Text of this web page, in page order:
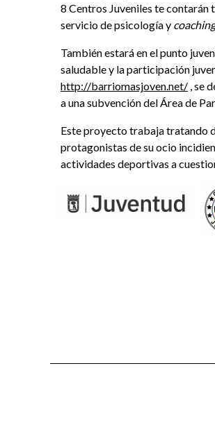
8 Centros Juveniles te
servicio de psicología y
También estará en el punto
saludable y la participación
http://barriomasjoven.net/ , se
a una subvención del Área de
Este proyecto trabaja tratando
protagonistas de su ocio
actividades deportivas a